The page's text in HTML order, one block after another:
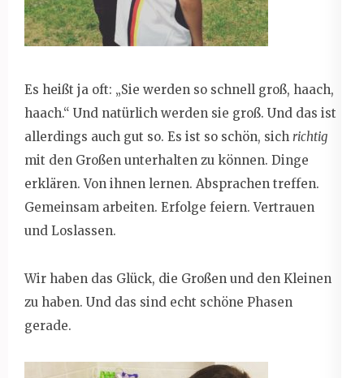
Es heißt ja oft: „Sie werden so schnell groß, haach,
haach.“ Und natürlich werden sie groß. Und das ist
allerdings auch gut so. Es ist so schön, sich richtig
mit den Großen unterhalten zu können. Dinge
erklären. Von ihnen lernen. Absprachen treffen.
Gemeinsam arbeiten. Erfolge feiern. Vertrauen
und Loslassen.
Wir haben das Glück, die Großen und den Kleinen
zu haben. Und das sind echt schöne Phasen
gerade.